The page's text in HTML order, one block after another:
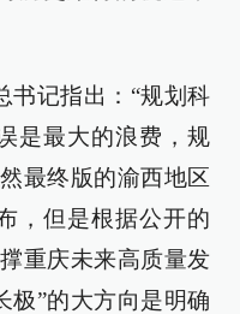
书记指出：“规划科
是最大的浪费，规
最终版的渝西地区
，但是根据公开的
重庆未来高质量发
极”的大方向是明确